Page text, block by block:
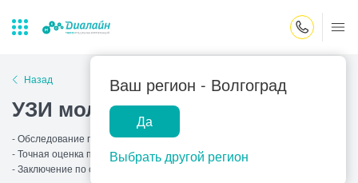
Ваш регион - Волгоград
Да
Выбрать другой регион
Лаборатории
Центр помощи
на дому
Закрыть поиск
Популярные запросы
Прием гинеколога
Назад
УЗИ молочных желез
- Обследование груди без облучения
- Точная оценка плотных тканей
- Заключение по системе
BI-RADS